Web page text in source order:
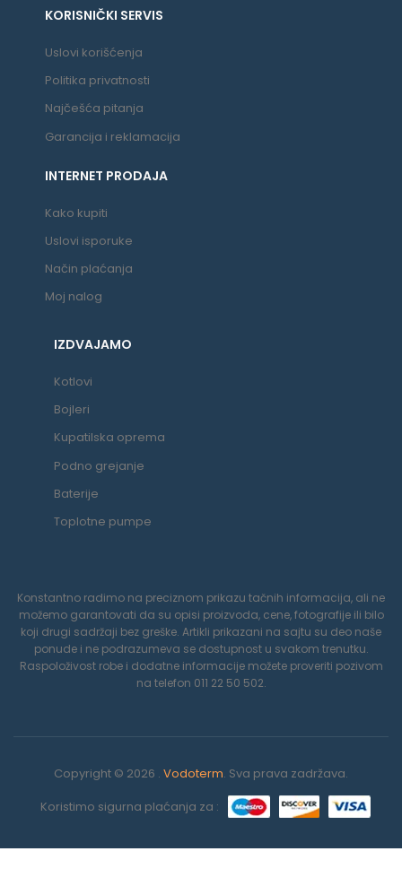
KORISNIČKI SERVIS
Uslovi korišćenja
Politika privatnosti
Najčešća pitanja
Garancija i reklamacija
INTERNET PRODAJA
Kako kupiti
Uslovi isporuke
Način plaćanja
Moj nalog
IZDVAJAMO
Kotlovi
Bojleri
Kupatilska oprema
Podno grejanje
Baterije
Toplotne pumpe
Konstantno radimo na preciznom prikazu tačnih informacija, ali ne
možemo garantovati da su opisi proizvoda, cene, fotografije ili bilo
koji drugi sadržaji bez greške. Artikli prikazani na sajtu su deo naše
ponude i ne podrazumeva se dostupnost u svakom trenutku.
Raspoloživost robe i dodatne informacije možete proveriti pozivom
na telefon 011 22 50 502.
Copyright © 2026 . Vodoterm. Sva prava zadržava.
Koristimo sigurna plaćanja za :